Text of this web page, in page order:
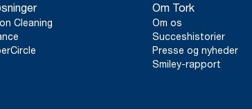
Cleaning
Om Tork
Om os
Succeshistorier
Presse og nyheder
Smiley-rapport